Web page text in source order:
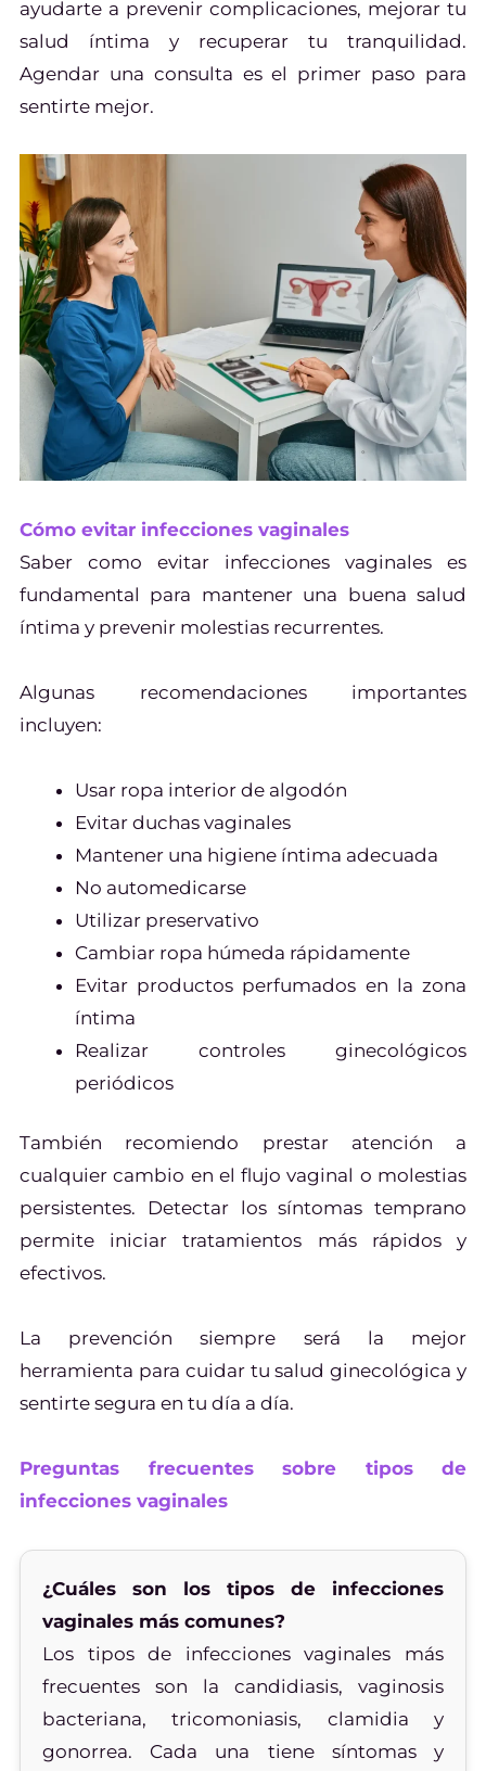
ayudarte a prevenir complicaciones, mejorar tu
salud íntima y recuperar tu tranquilidad.
Agendar una consulta es el primer paso para
sentirte mejor.
Cómo evitar infecciones vaginales
Saber como evitar infecciones vaginales es
fundamental para mantener una buena salud
íntima y prevenir molestias recurrentes.
Algunas recomendaciones importantes
incluyen:
Usar ropa interior de algodón
Evitar duchas vaginales
Mantener una higiene íntima adecuada
No automedicarse
Utilizar preservativo
Cambiar ropa húmeda rápidamente
Evitar productos perfumados en la zona
íntima
Realizar controles ginecológicos
periódicos
También recomiendo prestar atención a
cualquier cambio en el flujo vaginal o molestias
persistentes. Detectar los síntomas temprano
permite iniciar tratamientos más rápidos y
efectivos.
La prevención siempre será la mejor
herramienta para cuidar tu salud ginecológica y
sentirte segura en tu día a día.
Preguntas frecuentes sobre tipos de
infecciones vaginales
¿Cuáles son los tipos de infecciones
vaginales más comunes?
Los tipos de infecciones vaginales más
frecuentes son la candidiasis, vaginosis
bacteriana, tricomoniasis, clamidia y
gonorrea. Cada una tiene síntomas y